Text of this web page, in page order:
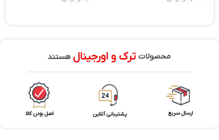
محصولات ترک و اورجینال هستند
ارسال سریع پشتیبانی آنلاین اصل بودن کالا